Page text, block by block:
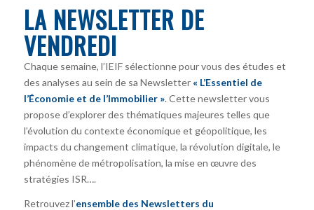
LA NEWSLETTER DE
VENDREDI
Chaque semaine, l’IEIF sélectionne pour vous des études et
des analyses au sein de sa Newsletter « L’Essentiel de
l’Économie et de l’Immobilier ». Cette newsletter vous
propose d’explorer des thématiques majeures telles que
l’évolution du contexte économique et géopolitique, les
impacts du changement climatique, la révolution digitale, le
phénomène de métropolisation, la mise en œuvre des
stratégies ISR….
Retrouvez l’ensemble des Newsletters du